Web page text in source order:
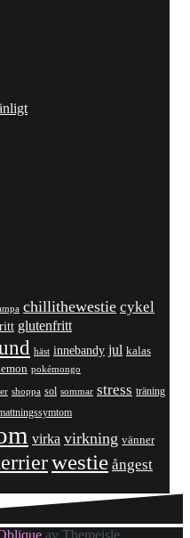
chillithewestie cykel
glutenfritt
häst innebandy jul kalas
pokémongo
shoppa sol sommar stress träning
virka virkning vänner
westie ångest